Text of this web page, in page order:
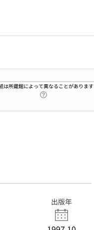
は所蔵館によって異なることがあります
出版年